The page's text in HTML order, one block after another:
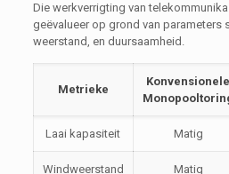
Die werkverrigting van
geëvalueer op grond van parameters
weerstand, en duursaamheid.
Metrieke
Konvensionele
Laai kapasiteit Matig
Windweerstand Matig